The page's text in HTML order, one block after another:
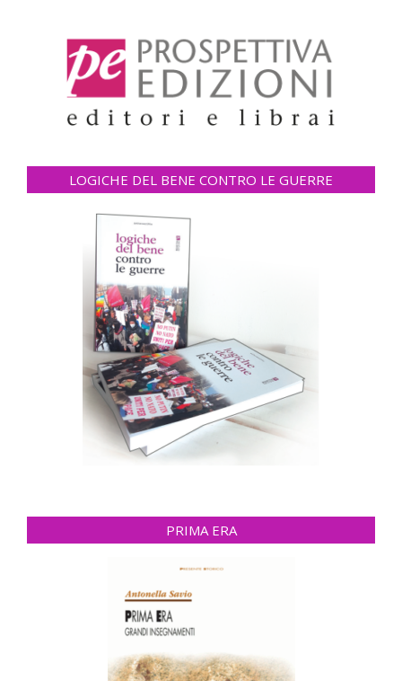
LOGICHE DEL BENE CONTRO LE GUERRE
PRIMA ERA